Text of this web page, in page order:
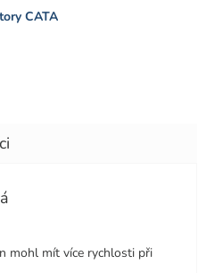
CATA
je 5 z 5 hvězdiček.
mohl mít více rychlosti při